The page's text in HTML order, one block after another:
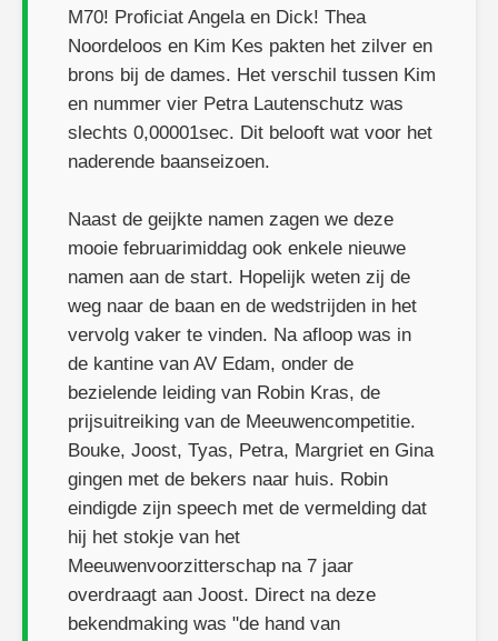
M70! Proficiat Angela en Dick! Thea
Noordeloos en Kim Kes pakten het zilver en
brons bij de dames. Het verschil tussen Kim
en nummer vier Petra Lautenschutz was
slechts 0,00001sec. Dit belooft wat voor het
naderende baanseizoen.
Naast de geijkte namen zagen we deze
mooie februarimiddag ook enkele nieuwe
namen aan de start. Hopelijk weten zij de
weg naar de baan en de wedstrijden in het
vervolg vaker te vinden. Na afloop was in
de kantine van AV Edam, onder de
bezielende leiding van Robin Kras, de
prijsuitreiking van de Meeuwencompetitie.
Bouke, Joost, Tyas, Petra, Margriet en Gina
gingen met de bekers naar huis. Robin
eindigde zijn speech met de vermelding dat
hij het stokje van het
Meeuwenvoorzitterschap na 7 jaar
overdraagt aan Joost. Direct na deze
bekendmaking was "de hand van